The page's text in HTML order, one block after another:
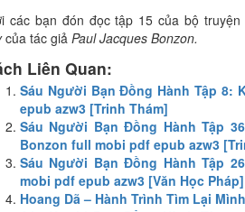
các bạn đón đọc tập 15 của bộ truyện
của tác giả Paul Jacques Bonzon.
Liên Quan:
Sáu Người Bạn Đồng Hành Tập 8:
epub azw3 [Trinh Thám]
Sáu Người Bạn Đồng Hành Tập
Bonzon full mobi pdf epub azw3
Sáu Người Bạn Đồng Hành Tập
mobi pdf epub azw3 [Văn Học Pháp]
Hoang Dã – Hành Trình Tìm Lại